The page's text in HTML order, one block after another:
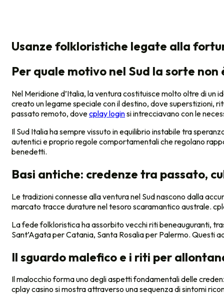
Usanze folkloristiche legate alla
Per quale motivo nel Sud la sorte
Nel Meridione d’Italia, la ventura costituisce molto oltre di
creato un legame speciale con il destino, dove superstizioni,
passato remoto, dovecplay loginsi intrecciavano con le
Il Sud Italia ha sempre vissuto in equilibrio instabile tra
autentici e proprio regole comportamentali che regolano
benedetti.
Basi antiche: credenze tra passato,
Le tradizioni connesse alla ventura nel Sud nascono dalla
marcato tracce durature nel tesoro scaramantico australe.
La fede folkloristica ha assorbito vecchi riti beneauguranti,
Sant’Agata per Catania, Santa Rosalia per Palermo. Questi
Il sguardo malefico e i riti per
Il malocchio forma uno degli aspetti fondamentali delle
cplay casino si mostra attraverso una sequenza di sintomi